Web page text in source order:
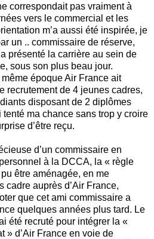
correspondait pas vraiment à
vers le commercial et les
m’a aussi été inspirée, je
un .. commissaire de réserve,
présenté la carrière au sein de
sous son plus beau jour.
époque Air France ait
recrutement de 4 jeunes cadres,
disposant de 2 diplômes
tenté ma chance sans trop y croire
d’être reçu.
d’un commissaire en
à la DCCA, la « règle
être aménagée, en me
cadre auprès d’Air France,
que cet ami commissaire a
quelques années plus tard. Le
été recruté pour intégrer la «
» d’Air France en voie de